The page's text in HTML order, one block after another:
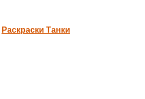
Раскраски Танки